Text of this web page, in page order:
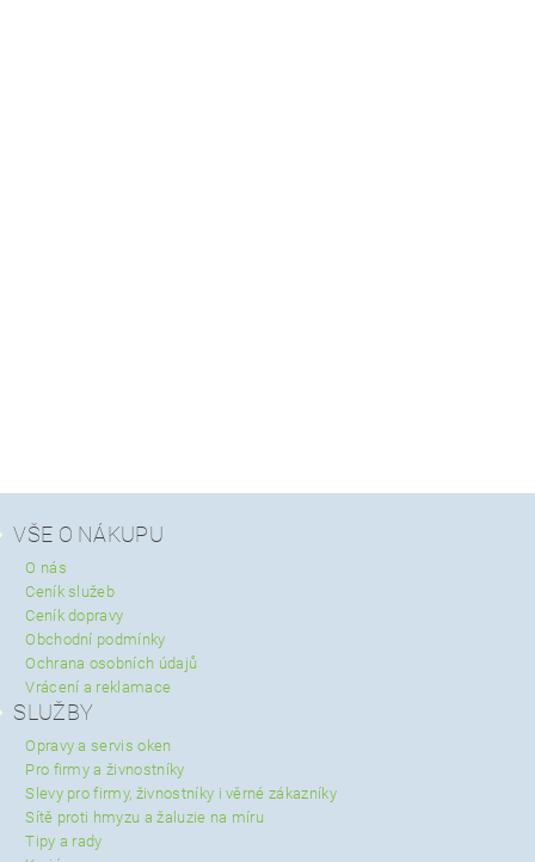
VŠE O NÁKUPU
O nás
Ceník služeb
Ceník dopravy
Obchodní podmínky
Ochrana osobních údajů
Vrácení a reklamace
SLUŽBY
Opravy a servis oken
Pro firmy a živnostníky
Slevy pro firmy, živnostníky i věrné zákazníky
Sítě proti hmyzu a žaluzie na míru
Tipy a rady